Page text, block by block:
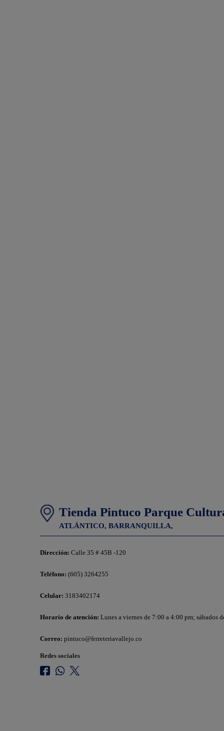
Tienda Pintuco Parque
ATLÁNTICO, BARRANQUILLA,
Dirección: Calle 35 # 45B -120
Teléfono: (605) 3264255
Celular: 3183402174
Horario de atención: Lunes a viernes de 7:00 a 4:00 pm; sábados
Correo: pintuco@ferreteriavallejo.co
Redes sociales